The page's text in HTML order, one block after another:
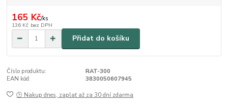
165 Kč/ks
136 Kč bez DPH
Přidat do košíku
Číslo produktu:
RAT-300
EAN kód:
3830050607945
🕒 Nakup dnes, zaplať až za 30 dní zdarma